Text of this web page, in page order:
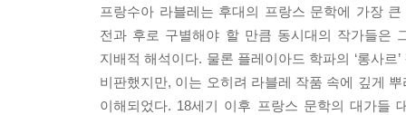
프랑수아 라블레는 후대의 프랑스 문학에 가장
전과 후로 구별해야 할 만큼 동시대의 작가들은
지배적 해석이다. 물론 플레이아드 학파의 ‘롱사
비판했지만, 이는 오히려 라블레 작품 속에 깊게
이해되었다. 18세기 이후 프랑스 문학의 대가들